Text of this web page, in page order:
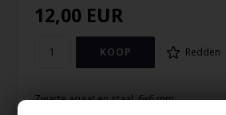
12,00 EUR
Redden
Zwarte agaat en staal. 6x6 mm